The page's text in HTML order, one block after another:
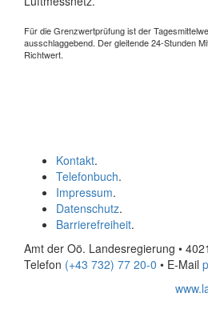
Für die Grenzwertprüfung ist der
ausschlaggebend. Der gleitende 24-Stunden
Richtwert.
Kontakt.
Telefonbuch.
Impressum.
Datenschutz.
Barrierefreiheit.
Amt der Oö. Landesregierung •
Telefon (+43 732) 77 20-0 • E-Mail